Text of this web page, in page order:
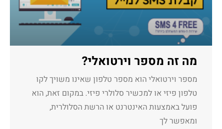
מה זה מספר וירטואלי?
מספר וירטואלי הוא מספר טלפון שאינו משויך לקו
טלפון פיזי או למכשיר סלולרי פיזי. במקום זאת, הוא
פועל באמצעות האינטרנט או הרשת הסלולרית,
ומאפשר לך